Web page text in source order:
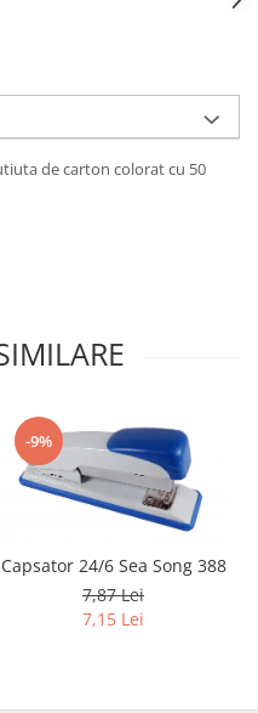
de carton colorat cu 50
-9%
Capsator 24/6 Sea Song 388
7,87 Lei
7,15 Lei